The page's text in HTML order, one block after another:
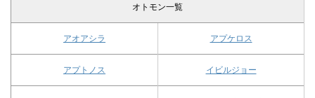
オトモン一覧
アオアシラ アプケロス
アプトノス イビルジョー